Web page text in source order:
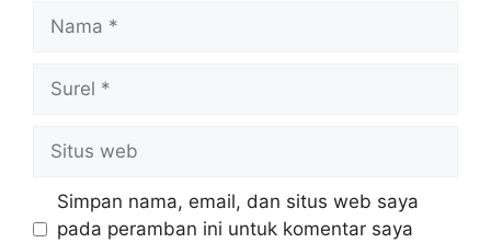
Nama
Surel
Situs
web
Simpan nama, email, dan situs web saya
pada peramban ini untuk komentar saya